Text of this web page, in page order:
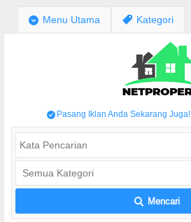
; Menu Utama , Kategori
/ Pasang Iklan Anda Sekarang Juga!
L Mencari